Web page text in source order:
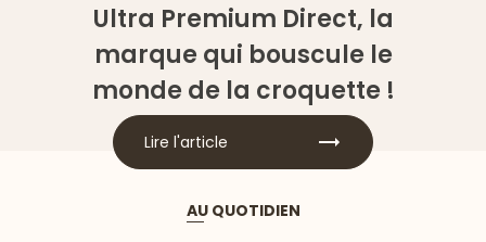
Ultra Premium Direct, la
marque qui bouscule le
monde de la croquette !
Lire l'article
AU QUOTIDIEN